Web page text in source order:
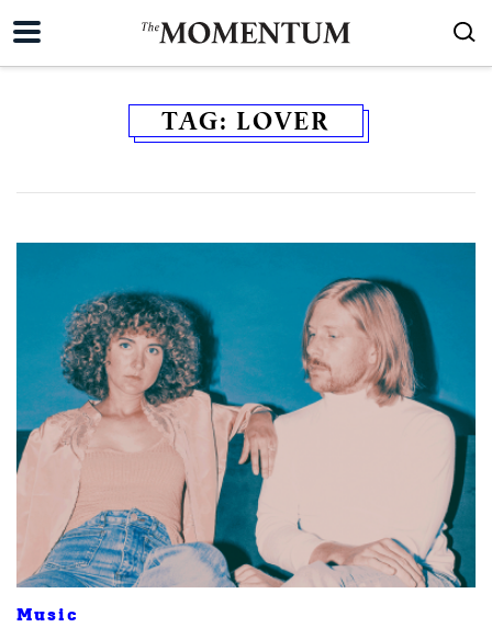
TAG: LOVER
Music
ค้นหา
SHARE TWEET LINE EMAIL